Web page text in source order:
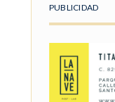
PUBLICIDAD